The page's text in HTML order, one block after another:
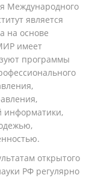
Международного
является
на основе
имеет
программы
информатики,
открытого
РФ регулярно